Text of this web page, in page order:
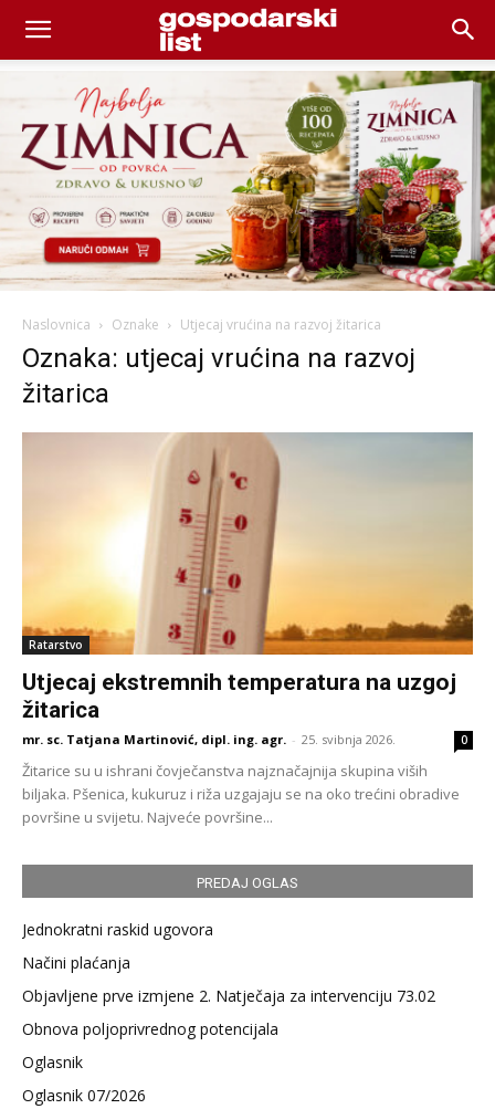
Naslovnica Oznake Utjecaj vrućina na razvoj žitarica
Oznaka: utjecaj vrućina na razvoj
žitarica
Ratarstvo
Utjecaj ekstremnih temperatura na uzgoj
žitarica
mr. sc. Tatjana Martinović, dipl. ing. agr. - 25. svibnja 2026. 0
Žitarice su u ishrani čovječanstva najznačajnija skupina viših
biljaka. Pšenica, kukuruz i riža uzgajaju se na oko trećini obradive
površine u svijetu. Najveće površine...
PREDAJ OGLAS
Jednokratni raskid ugovora
Načini plaćanja
Objavljene prve izmjene 2. Natječaja za intervenciju 73.02
Obnova poljoprivrednog potencijala
Oglasnik
Oglasnik 07/2026